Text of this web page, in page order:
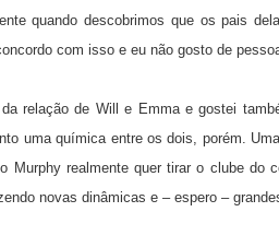
quando descobrimos que os pais
com isso e eu não gosto de
relação de Will e Emma e gostei
uma química entre os dois, porém.
Murphy realmente quer tirar o clube do
novas dinâmicas e – espero –